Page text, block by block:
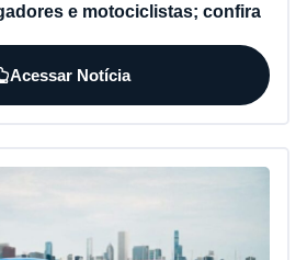
e motociclistas; confira
Acessar Notícia